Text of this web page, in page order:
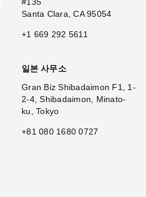
Santa Clara, CA 95054
+1 669 292 5611
일본 사무소
Gran Biz Shibadaimon F1, 1-
2-4, Shibadaimon, Minato-
ku, Tokyo
+81 080 1680 0727